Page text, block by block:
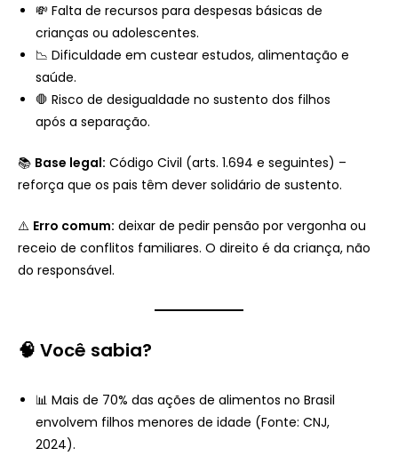
💸 Falta de recursos para despesas básicas de
crianças ou adolescentes.
📉 Dificuldade em custear estudos, alimentação e
saúde.
🛑 Risco de desigualdade no sustento dos filhos
após a separação.
📚 Base legal: Código Civil (arts. 1.694 e seguintes) –
reforça que os pais têm dever solidário de sustento.
⚠️ Erro comum: deixar de pedir pensão por vergonha ou
receio de conflitos familiares. O direito é da criança, não
do responsável.
🧠 Você sabia?
📊 Mais de 70% das ações de alimentos no Brasil
envolvem filhos menores de idade (Fonte: CNJ,
2024).